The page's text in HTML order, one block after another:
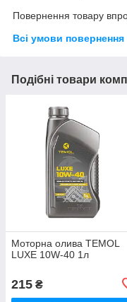
Повернення товару
Всі умови повернення
Подібні товари
Моторна олива TEMOL
LUXE 10W-40 1л
215 ₴